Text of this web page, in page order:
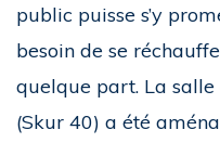
public puisse s’y
besoin de se
quelque part. La
(Skur 40) a été